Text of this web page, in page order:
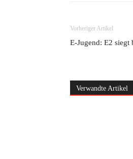
Vorheriger Artikel
E-Jugend: E2
Verwandte Artikel